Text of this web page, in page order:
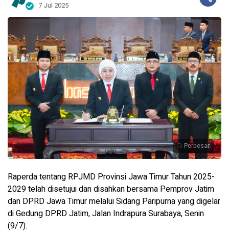
7 Jul 2025
Perbesar
Raperda tentang RPJMD Provinsi Jawa Timur Tahun 2025-
2029 telah disetujui dan disahkan bersama Pemprov Jatim
dan DPRD Jawa Timur melalui Sidang Paripurna yang digelar
di Gedung DPRD Jatim, Jalan Indrapura Surabaya, Senin
(9/7).